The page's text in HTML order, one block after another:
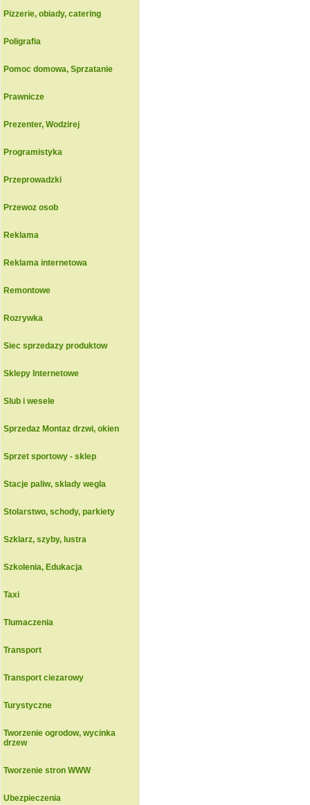
Pizzerie, obiady, catering
Poligrafia
Pomoc domowa, Sprzatanie
Prawnicze
Prezenter, Wodzirej
Programistyka
Przeprowadzki
Przewoz osob
Reklama
Reklama internetowa
Remontowe
Rozrywka
Siec sprzedazy produktow
Sklepy Internetowe
Slub i wesele
Sprzedaz Montaz drzwi, okien
Sprzet sportowy - sklep
Stacje paliw, sklady wegla
Stolarstwo, schody, parkiety
Szklarz, szyby, lustra
Szkolenia, Edukacja
Taxi
Tlumaczenia
Transport
Transport ciezarowy
Turystyczne
Tworzenie ogrodow, wycinka
drzew
Tworzenie stron WWW
Ubezpieczenia